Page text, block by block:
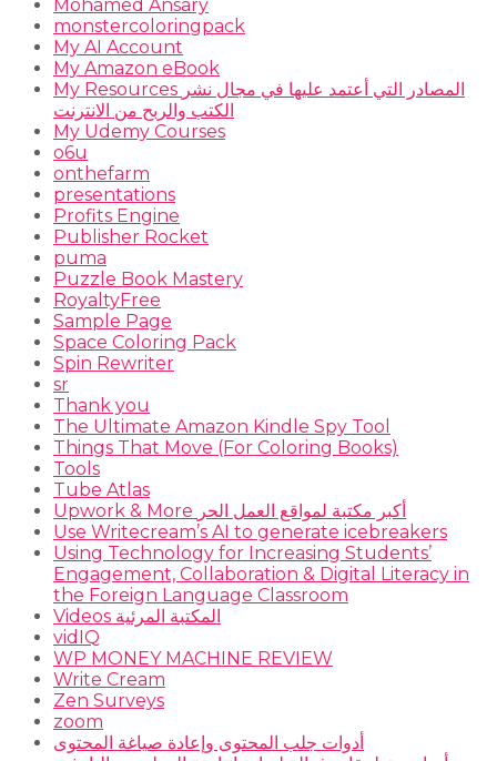
Mohamed Ansary
monstercoloringpack
My AI Account
My Amazon eBook
My Resources المصادر التي أعتمد عليها في مجال نشر
الكتب والربح من الانترنت
My Udemy Courses
o6u
onthefarm
presentations
Profits Engine
Publisher Rocket
puma
Puzzle Book Mastery
RoyaltyFree
Sample Page
Space Coloring Pack
Spin Rewriter
sr
Thank you
The Ultimate Amazon Kindle Spy Tool
Things That Move (For Coloring Books)
Tools
Tube Atlas
Upwork & More أكبر مكتبة لمواقع العمل الحر
Use Writecream’s AI to generate icebreakers
Using Technology for Increasing Students’
Engagement, Collaboration & Digital Literacy in
the Foreign Language Classroom
Videos المكتبة المرئية
vidIQ
WP MONEY MACHINE REVIEW
Write Cream
Zen Surveys
zoom
أدوات جلب المحتوى وإعادة صياغة المحتوى